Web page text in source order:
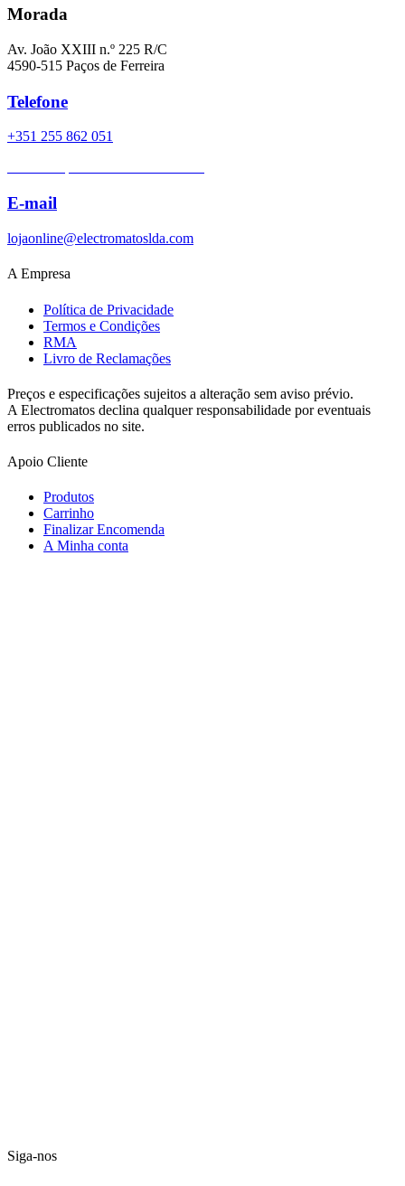
Morada
Av. João XXIII n.º 225 R/C
4590-515 Paços de Ferreira
Telefone
+351 255 862 051
E-mail
lojaonline@electromatoslda.com
A Empresa
Política de Privacidade
Termos e Condições
RMA
Livro de Reclamações
Preços e especificações sujeitos a alteração sem aviso prévio.
A Electromatos declina qualquer responsabilidade por eventuais
erros publicados no site.
Apoio Cliente
Produtos
Carrinho
Finalizar Encomenda
A Minha conta
Siga-nos